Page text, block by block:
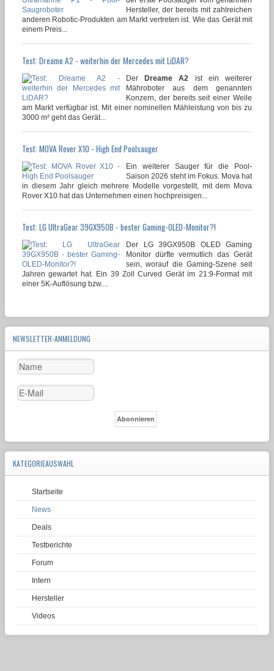
Hersteller, der bereits mit zahlreichen
anderen Robotic-Produkten am Markt vertreten ist. Wie das Gerät mit
einem Preis...
Test: Dreame A2 - weiterhin der Mercedes mit LiDAR?
DerDreame A2
ist ein weiterer
Mähroboter aus dem genannten
Konzern, der bereits seit einer Weile
am Markt verfügbar ist. Mit einer nominellen Mähleistung von bis zu
3000 m² geht das Gerät...
Test: MOVA Rover X10 - High End Poolsauger
Ein weiterer Sauger für die Pool-
Saison 2026 steht im Fokus. Mova hat
in diesem Jahr gleich mehrere Modelle vorgestellt, mit dem Mova
Rover X10 hat das Unternehmen einen hochpreisigen...
Test: LG UltraGear 39GX950B - bester Gaming-OLED-Monitor?!
Der LG 39GX950B OLED Gaming
Monitor dürfte vermutlich das Gerät
sein, worauf die Gaming-Szene seit
Jahren gewartet hat. Ein 39 Zoll Curved Gerät im 21:9-Format mit
einer 5K-Auflösung bzw....
NEWSLETTER-ANMELDUNG
KATEGORIEAUSWAHL
Startseite
News
Deals
Testberichte
Forum
Intern
Hersteller
Videos